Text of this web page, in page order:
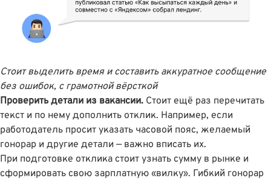
Стоит выделить время и составить аккуратное сообщение
без ошибок, с грамотной вёрсткой
Проверить детали из вакансии. Стоит ещё раз перечитать
текст и по нему дополнить отклик. Например, если
работодатель просит указать часовой пояс, желаемый
гонорар и другие детали — важно вписать их.
При подготовке отклика стоит узнать сумму в рынке и
сформировать свою зарплатную «вилку». Гибкий гонорар